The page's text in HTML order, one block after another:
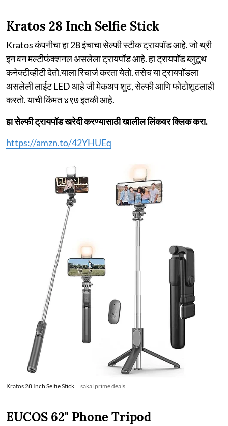
Kratos 28 Inch Selfie Stick
Kratos कंपनीचा हा 28 इंचाचा सेल्फी स्टीक ट्रायपॉड आहे. जो थ्री
इन वन मल्टीफंक्शनल असलेला ट्रायपॉड आहे. हा ट्रायपॉड ब्लुटूथ
कनेक्टीव्हीटी देतो.याला रिचार्ज करता येतो. तसेच या ट्रायपॉडला
असलेली लाईट LED आहे जी मेकअप शुट, सेल्फी आणि फोटोशूटलाही
करतो. याची किंमत ४९७ इतकी आहे.
हा सेल्फी ट्रायपॉड खरेदी करण्यासाठी खालील लिंकवर क्लिक करा.
https://amzn.to/42YHUEq
Kratos 28 Inch Selfie Stick sakal prime deals
EUCOS 62" Phone Tripod